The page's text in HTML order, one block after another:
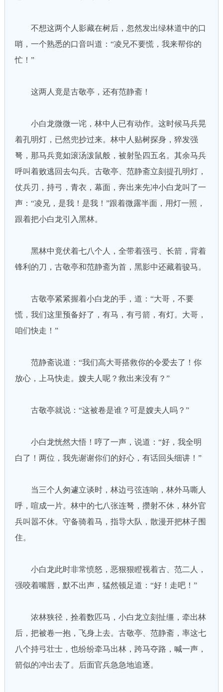
不想这两个人影藏在树后，忽然发出绿林道中的口
哨，一个熟悉的口音叫道：“凌兄不要慌，我来帮你的
忙！”
这两人竟是古敬亭，还有范静斋！
小白龙微微一诧，林中人已有动作。这时候马兵晃
着孔明灯，已然兜抄过来。林中人贴树探身，猝发强
弩，那马兵竟如滚汤泼鼠般，被射坠四五名。其余马兵
呼叫着败逃回去勾兵。古敬亭、范静斋立刻提孔明灯，
仗兵刃，持弓，青衣，幕面，奔出来先冲小白龙叫了一
声：“凌兄，是我！是我！”跟着微露半面，用灯一照，
跟着把小白龙引入黑林。
黑林中竟伏着七八个人，全带着强弓、长箭，背着
锋利的刀，古敬亭和范静斋为首，黑影中还藏着骏马。
古敬亭紧紧握着小白龙的手，道：“大哥，不要
慌，我们这里预备好了，有马，有弓箭，有灯。大哥，
咱们快走！”
范静斋说道：“我们高大哥搭救你的令爱去了！你
放心，上马快走。嫂夫人呢？救出来没有？”
古敬亭就说：“这被卷是谁？可是嫂夫人吗？”
小白龙恍然大悟！哼了一声，说道：“好，我全明
白了！两位，我先谢谢你们的好心，有话回头细讲！”
当三个人匆遽立谈时，林边弓弦连响，林外马嘶人
呼，喧成一片。林中的七八张连弩，攒射不休，林外官
兵叫嚣不休。守备骑着马，指导大队，散漫开把林子围
住。
小白龙此时非常愤怒，恶狠狠瞪视着古、范二人，
强咬着嘴唇，默不出声，猛然顿足道：“好！走吧！”
浓林狭径，拴着数匹马，小白龙立刻扯缰，牵出林
后，把被卷一抱，飞身上去。古敬亭、范静斋，率这七
八个持弓壮士，也纷纷牵马出林，跨马夺路，喊一声，
箭似的冲出去了。后面官兵急急地追逐。